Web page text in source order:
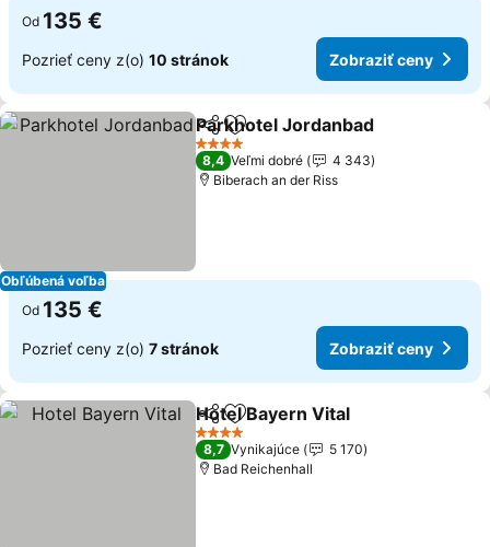
Od 135 €
Pozrieť ceny z(o) 10 stránok Zobraziť ceny
Obľúbená voľba
ZdieľaťPridať do obľúbených
Parkhotel Jordanbad
4 Počet hviezdičiek
8,4 Veľmi dobré
4 343
Biberach an der Riss
Od 135 €
Pozrieť ceny z(o) 7 stránok Zobraziť ceny
ZdieľaťPridať do obľúbených
Hotel Bayern Vital
4 Počet hviezdičiek
8,7 Vynikajúce
5 170
Bad Reichenhall